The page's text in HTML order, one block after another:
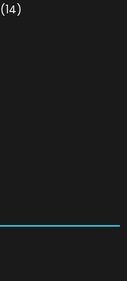
(14)